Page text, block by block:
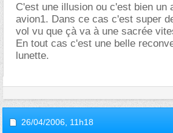
C'est une illusion ou c'est bien un
avion1. Dans ce cas c'est super
vol vu que çà va à une sacrée
En tout cas c'est une belle
lunette.
26/04/2006, 11h18